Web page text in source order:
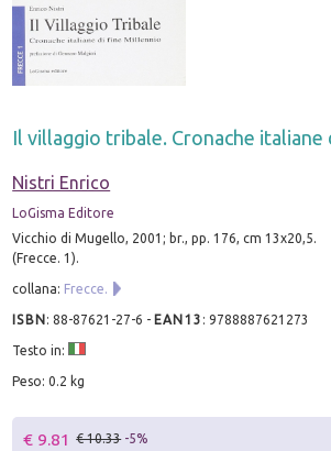
Il villaggio tribale. Cronache
Nistri Enrico
LoGisma Editore
Vicchio di Mugello, 2001; br., pp. 176, cm 13x20,5.
(Frecce. 1).
collana: Frecce.
ISBN:88-87621-27-6 - EAN13 :9788887621273
Testo in:
Peso: 0.2 kg
€ 9.81 € 10.33 -5%